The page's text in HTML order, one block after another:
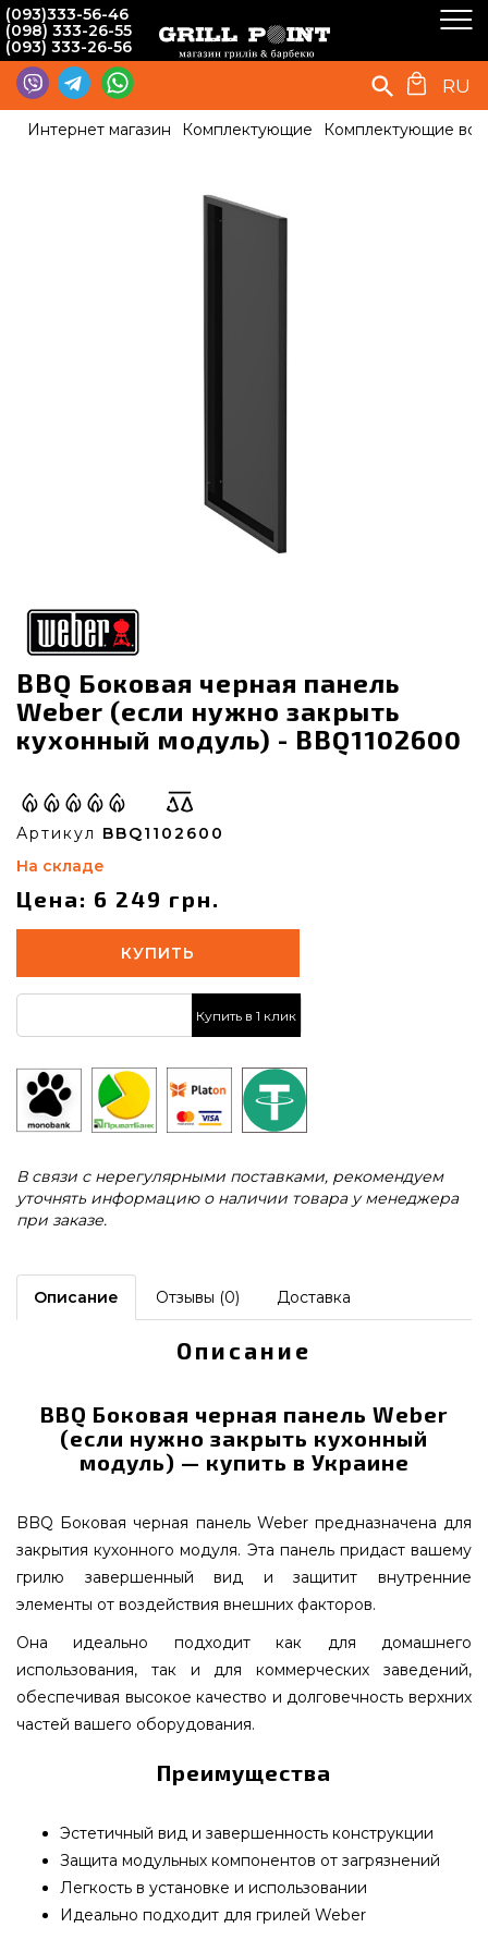
(093)333-56-46
(098) 333-26-55
(093) 333-26-56
RU
Интернет магазин Комплектующие Комплектующие
BBQ Боковая черная панель
Weber (если нужно закрыть
кухонный модуль) - BBQ1102600
Артикул BBQ1102600
На складе
Цена: 6 249 грн.
КУПИТЬ
Купить в 1 клик
В связи с нерегулярными поставками, рекомендуем
уточнять информацию о наличии товара у менеджера
при заказе.
Описание Отзывы (0) Доставка
Описание
BBQ Боковая черная панель Weber
(если нужно закрыть кухонный
модуль) — купить в Украине
BBQ Боковая черная панель Weber предназначена для
закрытия кухонного модуля. Эта панель придаст вашему
грилю завершенный вид и защитит внутренние
элементы от воздействия внешних факторов.
Она идеально подходит как для домашнего
использования, так и для коммерческих заведений,
обеспечивая высокое качество и долговечность верхних
частей вашего оборудования.
Преимущества
Эстетичный вид и завершенность конструкции
Защита модульных компонентов от загрязнений
Легкость в установке и использовании
Идеально подходит для грилей Weber